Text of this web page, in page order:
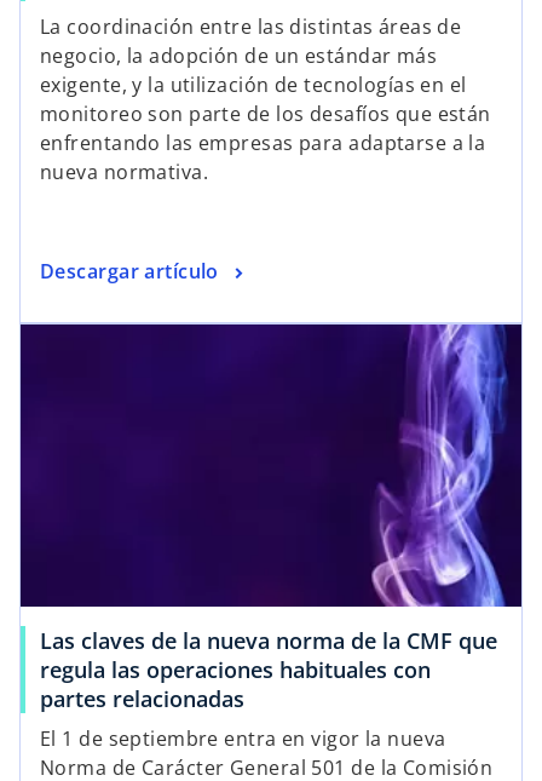
La coordinación entre las distintas áreas de
negocio, la adopción de un estándar más
exigente, y la utilización de tecnologías en el
monitoreo son parte de los desafíos que están
enfrentando las empresas para adaptarse a la
nueva normativa.
Descargar artículo
Las claves de la nueva norma de la CMF que
regula las operaciones habituales con
partes relacionadas
El 1 de septiembre entra en vigor la nueva
Norma de Carácter General 501 de la Comisión